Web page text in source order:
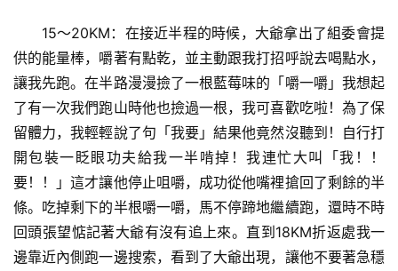
供的能量棒，嚼著有點乾，並主動跟我打招呼說去喝點水，
讓我先跑。在半路漫漫撿了一根藍莓味的「嚼一嚼」我想起
了有一次我們跑山時他也撿過一根，我可喜歡吃啦！為了保
留體力，我輕輕說了句「我要」結果他竟然沒聽到！自行打
開包裝一眨眼功夫給我一半啃掉！我連忙大叫「我！！
要！！」這才讓他停止咀嚼，成功從他嘴裡搶回了剩餘的半
條。吃掉剩下的半根嚼一嚼，馬不停蹄地繼續跑，還時不時
回頭張望惦記著大爺有沒有追上來。直到18KM折返處我一
邊靠近內側跑一邊搜索，看到了大爺出現，讓他不要著急穩